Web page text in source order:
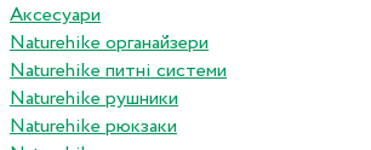
Аксесуари
Naturehike органайзери
Naturehike питні системи
Naturehike рушники
Naturehike рюкзаки